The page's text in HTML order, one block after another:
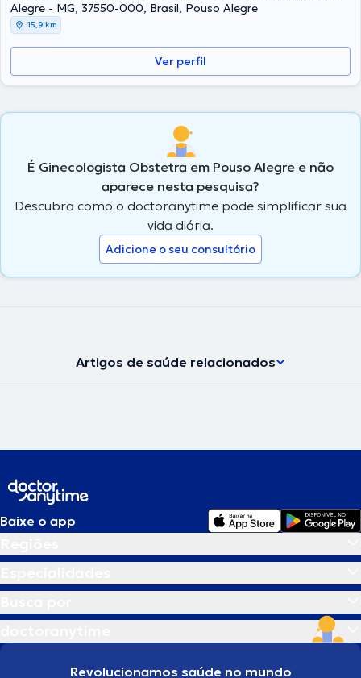
Alegre - MG, 37550-000, Brasil, Pouso Alegre
15,9 km
Ver perfil
É Ginecologista Obstetra em Pouso Alegre e não
aparece nesta pesquisa?
Descubra como o doctoranytime pode simplificar sua
vida diária.
Adicione o seu consultório
Artigos de saúde relacionados
Baixe o app
Revolucionamos saúde no mundo